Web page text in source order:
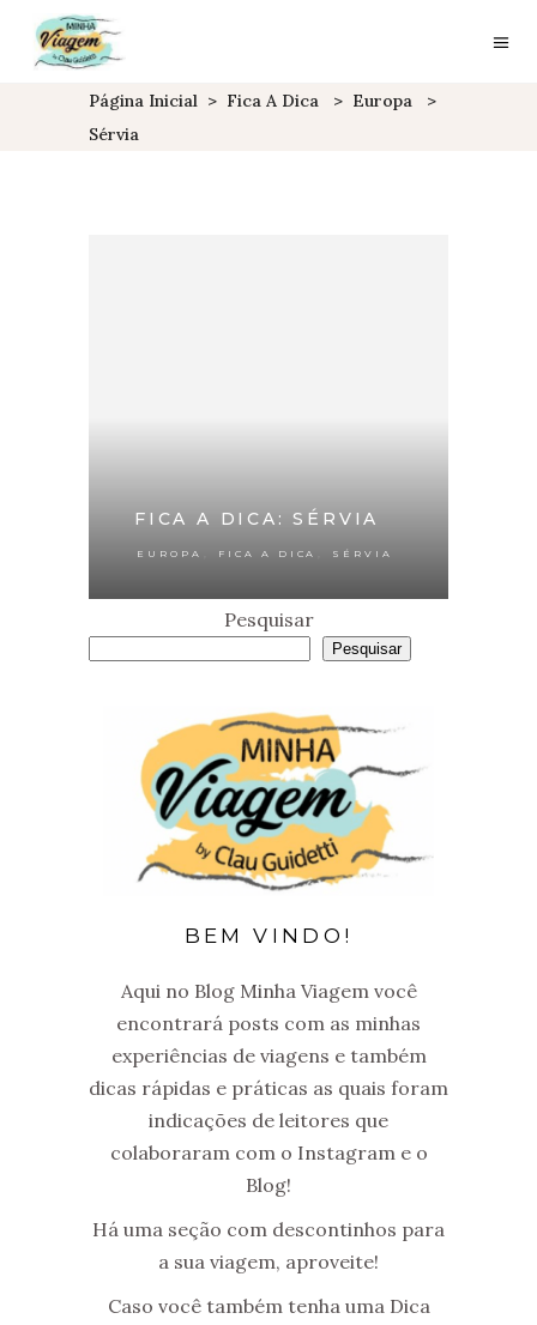
Página Inicial > Fica A Dica > Europa
>
Sérvia
FICA A DICA: SÉRVIA
EUROPA FICA A DICA SÉRVIA
Pesquisar
Pesquisar
BEM VINDO!
Aqui no Blog Minha Viagem você
encontrará posts com as minhas
experiências de viagens e também
dicas rápidas e práticas as quais foram
indicações de leitores que
colaboraram com o Instagram e o
Blog!
Há uma seção com descontinhos para
a sua viagem, aproveite!
Caso você também tenha uma Dica